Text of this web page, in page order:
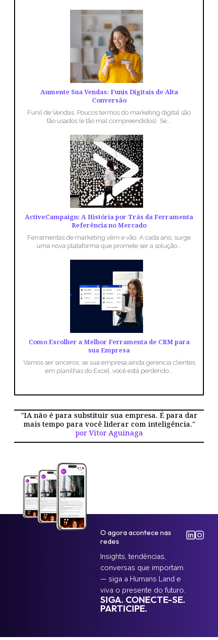
Aumente Sua Vendas: Funis Digitais de Alta
Conversão
Funil de Vendas. Poucos termos do marketing digital são
tão usados (e tão mal compreendidos). Se...
ActiveCampaign: A História por Trás da Ferramenta
Referência no Mercado
Ferramentas de marketing vêm e vão. A cada ano, surge
uma nova plataforma que promete ser a solução...
Como Escolher a Melhor Ferramenta de CRM para
sua Empresa
Vamos ser sinceros: se sua empresa ainda gerencia clientes
em planilhas do Excel, você está perdendo...
"IA não é para substituir sua empresa. É para dar
mais tempo para você liderar com inteligência."
por Vitor Aguinaga
O agora acontece nas
redes
Insights, tendências,
conversas que importam
— siga a Humans Land e
viva o presente do futuro.
SIGA. CONECTE-SE.
PARTICIPE.